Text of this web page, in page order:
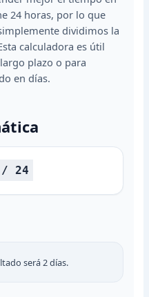
24 horas, por lo que
dividimos la
calculadora es útil
plazo o para
en días.
/ 24
será 2 días.